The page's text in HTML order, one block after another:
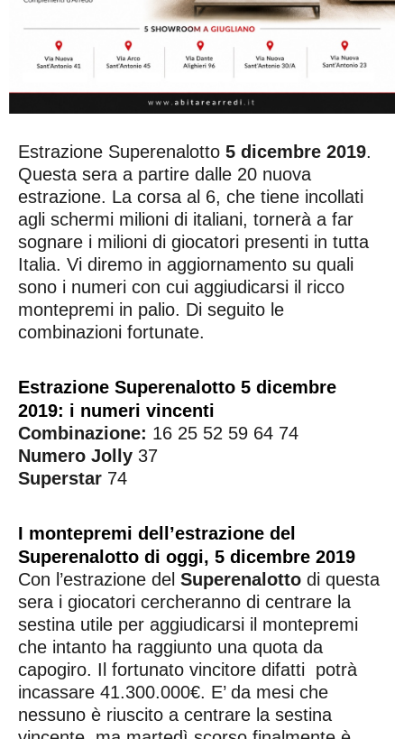
Estrazione Superenalotto 5 dicembre 2019.
Questa sera a partire dalle 20 nuova
estrazione. La corsa al 6, che tiene incollati
agli schermi milioni di italiani, tornerà a far
sognare i milioni di giocatori presenti in tutta
Italia. Vi diremo in aggiornamento su quali
sono i numeri con cui aggiudicarsi il ricco
montepremi in palio. Di seguito le
combinazioni fortunate.
Estrazione Superenalotto 5 dicembre
2019: i numeri vincenti
Combinazione: 16 25 52 59 64 74
Numero Jolly 37
Superstar 74
I montepremi dell’estrazione del
Superenalotto di oggi, 5 dicembre 2019
Con l’estrazione del Superenalotto di questa
sera i giocatori cercheranno di centrare la
sestina utile per aggiudicarsi il montepremi
che intanto ha raggiunto una quota da
capogiro. Il fortunato vincitore difatti potrà
incassare 41.300.000€. E’ da mesi che
nessuno è riuscito a centrare la sestina